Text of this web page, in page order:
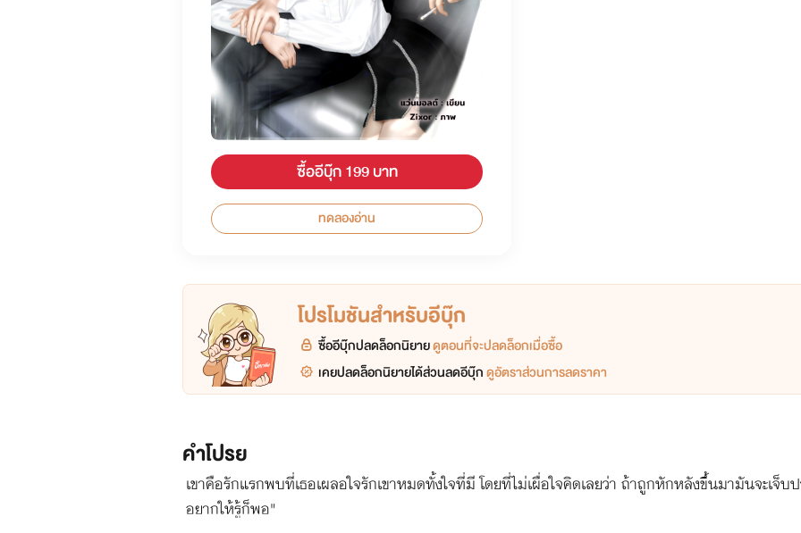
ซื้ออีบุ๊ก 199 บาท
ทดลองอ่าน
โปรโมชันสำหรับอีบุ๊ก
ซื้ออีบุ๊กปลดล็อกนิยายดูตอนที่จะปลดล็อกเมื่อซื้อ
เคยปลดล็อกนิยายได้ส่วนลดอีบุ๊กดูอัตราส่วนการลดราคา
คำโปรย
เขาคือรักแรกพบที่เธอเผลอใจรักเขาหมดทั้งใจที่มี โดยที่ไม่เผื่อใจคิดเลยว่า ถ้าถูกหักหลังขึ้นมามันจะเ
อยากให้รู้ก็พอ"